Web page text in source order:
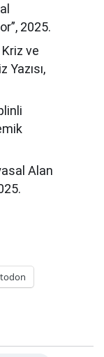
2025.
ve
Yazısı,
Alan